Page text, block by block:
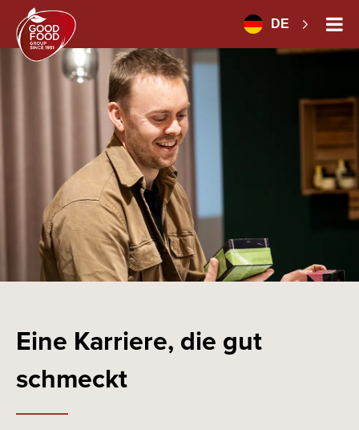
DE
Eine Karriere, die gut
schmeckt